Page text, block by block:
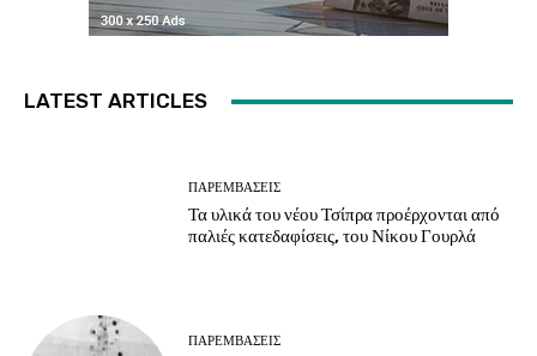
LATEST ARTICLES
ΠΑΡΕΜΒΑΣΕΙΣ
Τα υλικά του νέου Τσίπρα προέρχονται από
παλιές κατεδαφίσεις, του Νίκου Γουρλά
ΠΑΡΕΜΒΑΣΕΙΣ